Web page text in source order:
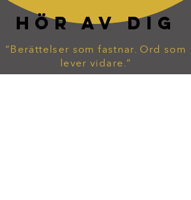
HÖR AV DIG
“Berättelser som fastnar. Ord som
lever vidare.”